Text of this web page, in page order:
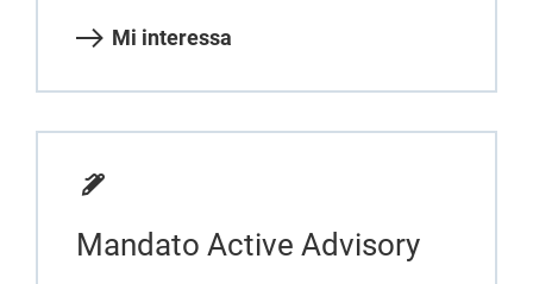
Mi interessa
Mandato Active Advisory